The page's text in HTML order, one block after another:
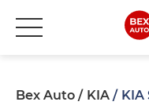
Bex Auto KIA